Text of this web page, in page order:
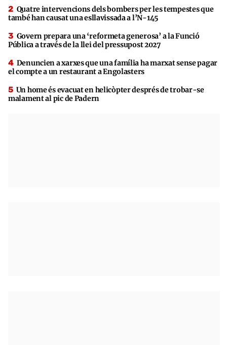
Quatre intervencions dels bombers per les tempestes que
també han causat una esllavissada a l’N-145
Govern prepara una ‘reformeta generosa’ a la Funció
Pública a través de la llei del pressupost 2027
Denuncien a xarxes que una família ha marxat sense pagar
el compte a un restaurant a Engolasters
Un home és evacuat en helicòpter després de trobar-se
malament al pic de Padern